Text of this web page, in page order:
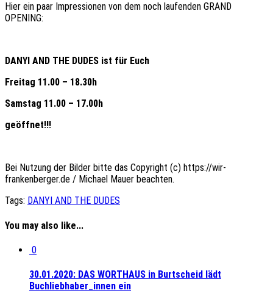
Hier ein paar Impressionen von dem noch laufenden GRAND
OPENING:
DANYI AND THE DUDES ist für Euch
Freitag 11.00 – 18.30h
Samstag 11.00 – 17.00h
geöffnet!!!
Bei Nutzung der Bilder bitte das Copyright (c) https://wir-
frankenberger.de / Michael Mauer beachten.
Tags: DANYI AND THE DUDES
You may also like...
0
30.01.2020: DAS WORTHAUS in Burtscheid lädt
Buchliebhaber_innen ein